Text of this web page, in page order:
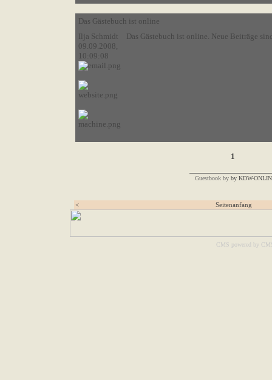
Das Gästebuch ist online
Ilja Schmidt
09.09.2008,
10:09:08
Das Gästebuch ist online. Neue Beiträge
1
Guestbook by by KDW-
< Seitenanfang
CMS powered by